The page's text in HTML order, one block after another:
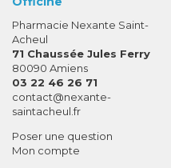
Pharmacie Nexante Saint-
Acheul
71 Chaussée Jules Ferry
80090 Amiens
03 22 46 26 71
contact-
@-
nexante-
saintacheul.fr
Poser une question
Mon compte